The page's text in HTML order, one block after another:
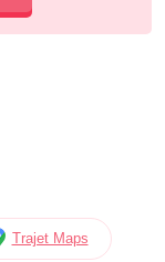
Trajet Maps